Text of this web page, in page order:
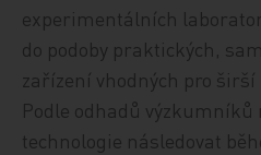
experimentálních
do podoby praktických,
zařízení vhodných pro
Podle odhadů
technologie následovat